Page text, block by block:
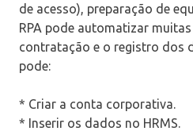
de acesso), preparação de
RPA pode automatizar
contratação e o registro dos
pode:
* Criar a conta corporativa.
* Inserir os dados no HRMS.